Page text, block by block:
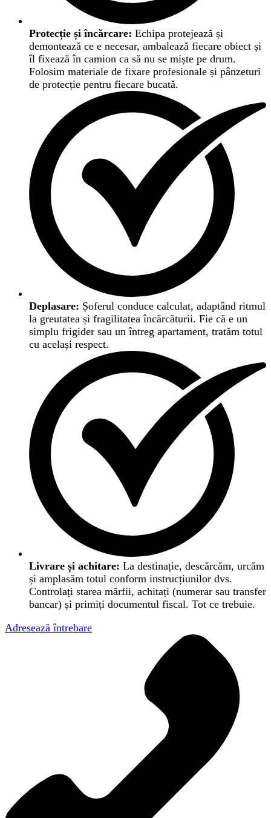
Protecție și încărcare: Echipa protejează și
demontează ce e necesar, ambalează fiecare obiect și
îl fixează în camion ca să nu se miște pe drum.
Folosim materiale de fixare profesionale și pânzeturi
de protecție pentru fiecare bucată.
Deplasare: Șoferul conduce calculat, adaptând ritmul
la greutatea și fragilitatea încărcăturii. Fie că e un
simplu frigider sau un întreg apartament, tratăm totul
cu același respect.
Livrare și achitare: La destinație, descărcăm, urcăm
și amplasăm totul conform instrucțiunilor dvs.
Controlați starea mărfii, achitați (numerar sau transfer
bancar) și primiți documentul fiscal. Tot ce trebuie.
Adresează întrebare